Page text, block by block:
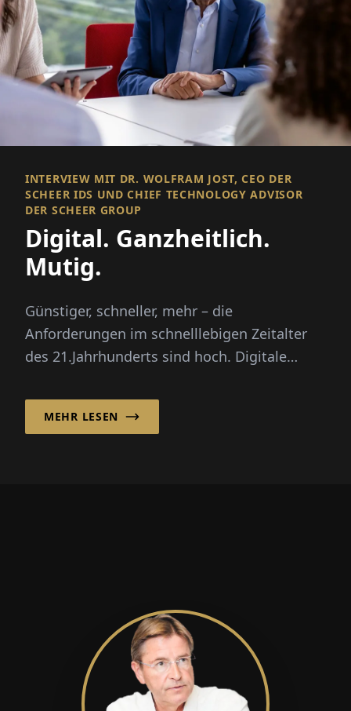
INTERVIEW MIT DR. WOLFRAM JOST, CEO DER
SCHEER IDS UND CHIEF TECHNOLOGY ADVISOR
DER SCHEER GROUP
Digital. Ganzheitlich.
Mutig.
Günstiger, schneller, mehr – die
Anforderungen im schnelllebigen Zeitalter
des 21.Jahrhunderts sind hoch. Digitale
MEHR LESEN